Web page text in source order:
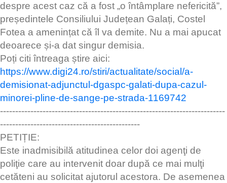
despre acest caz că a fost „o întâmplare nefericită”,
președintele Consiliului Județean Galați, Costel
Fotea a amenințat că îl va demite. Nu a mai apucat
deoarece și-a dat singur demisia.
Poți citi întreaga știre aici:
https://www.digi24.ro/stiri/actualitate/social/a-
demisionat-adjunctul-dgaspc-galati-dupa-cazul-
minorei-pline-de-sange-pe-strada-1169742
--------------------------------------------------------------------------
----------------------------------------------
PETIȚIE:
Este inadmisibilă atitudinea celor doi agenţi de
poliţie care au intervenit doar după ce mai mulţi
cetăteni au solicitat ajutorul acestora. De asemenea